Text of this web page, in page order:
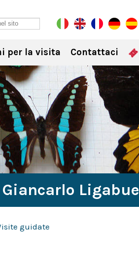
per la visita Contattaci
Ligabue
guidate